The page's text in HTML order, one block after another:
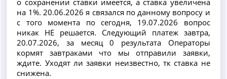
о сохранении ставки имеется, а ставка увеличена
на 1%. 20.06.2026 я связался по данному вопросу и
с того момента по сегодня, 19.07.2026 вопрос
никак НЕ решается. Следующий платеж завтра,
20.07.2026, за месяц 0 результата Операторы
кормят завтраками что мы отправили заявки,
ждите. Уходят ли заявки неизвестно, тк ставка не
снижена.